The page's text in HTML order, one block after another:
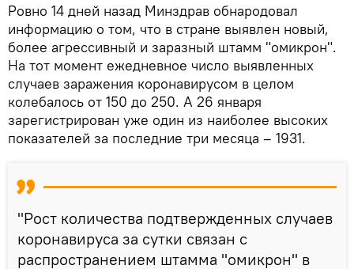
Ровно 14 дней назад Минздрав обнародовал
информацию о том, что в стране выявлен новый,
более агрессивный и заразный штамм "омикрон".
На тот момент ежедневное число выявленных
случаев заражения коронавирусом в целом
колебалось от 150 до 250. А 26 января
зарегистрирован уже один из наиболее высоких
показателей за последние три месяца – 1931.
"Рост количества подтвержденных случаев
коронавируса за сутки связан с
распространением штамма "омикрон" в